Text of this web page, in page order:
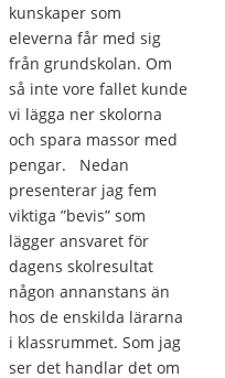
kunskaper som
eleverna får med sig
från grundskolan. Om
så inte vore fallet kunde
vi lägga ner skolorna
och spara massor med
pengar. Nedan
presenterar jag fem
viktiga ”bevis” som
lägger ansvaret för
dagens skolresultat
någon annanstans än
hos de enskilda lärarna
i klassrummet. Som jag
ser det handlar det om